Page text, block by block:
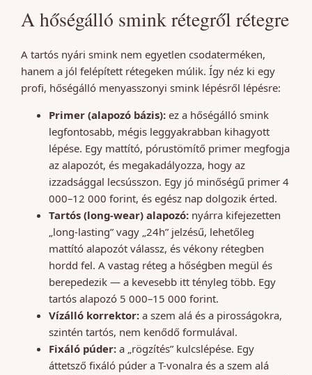
A hőségálló smink rétegről rétegre
A tartós nyári smink nem egyetlen csodaterméken,
hanem a jól felépített rétegeken múlik. Így néz ki egy
profi, hőségálló menyasszonyi smink lépésről lépésre:
Primer (alapozó bázis): ez a hőségálló smink
legfontosabb, mégis leggyakrabban kihagyott
lépése. Egy mattító, pórustömítő primer megfogja
az alapozót, és megakadályozza, hogy az
izzadsággal lecsússzon. Egy jó minőségű primer 4
000–12 000 forint, és egész nap dolgozik érted.
Tartós (long-wear) alapozó: nyárra kifejezetten
„long-lasting” vagy „24h” jelzésű, lehetőleg
mattító alapozót válassz, és vékony rétegben
hordd fel. A vastag réteg a hőségben megül és
berepedezik — a kevesebb itt tényleg több. Egy
tartós alapozó 5 000–15 000 forint.
Vízálló korrektor: a szem alá és a pirosságokra,
szintén tartós, nem kenődő formulával.
Fixáló púder: a „rögzítés” kulcslépése. Egy
áttetsző fixáló púder a T-vonalra és a szem alá